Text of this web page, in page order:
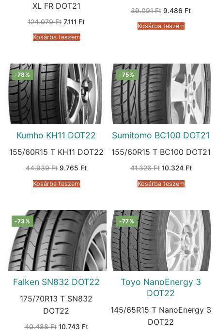
XL FR DOT21
124.079Ft Original
was:
124.079 Ft.
7.111 FtCurrent
Kosárba teszem
39.091Ft Original
was:
39.091 Ft.
9.486 FtCurrent
Kosárba teszem
-78%
Kumho KH11 DOT22
155/60R15 T KH11 DOT22
44.939Ft Original
was:
44.939 Ft.
9.765 FtCurrent
Kosárba teszem
-75%
Sumitomo BC100 DOT21
155/60R15 T BC100 DOT21
41.326Ft Original
was:
41.326 Ft.
10.324 FtCurrent
Kosárba teszem
-73%
Falken SN832 DOT22
175/70R13 T SN832
DOT22
40.488Ft Original
10.743 FtCurrent
-77%
Toyo NanoEnergy 3
DOT22
145/65R15 T NanoEnergy 3
DOT22